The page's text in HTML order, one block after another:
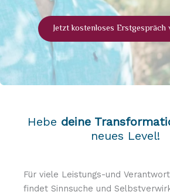
Jetzt kostenloses Erstgespräch
Hebe deine
neues Level!
Für viele Leistungs-und
findet Sinnsuche und